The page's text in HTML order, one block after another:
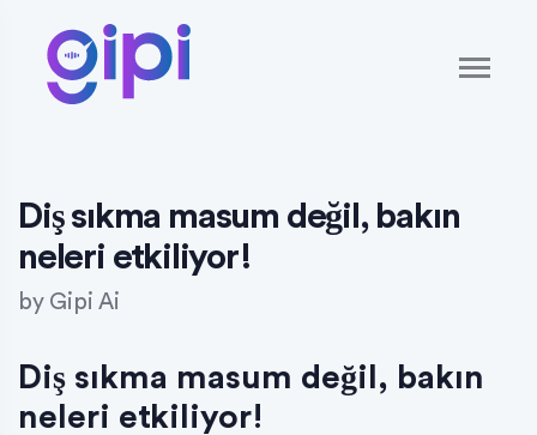
Diş sıkma masum değil, bakın
neleri etkiliyor!
by Gipi Ai
Diş sıkma masum değil, bakın
neleri etkiliyor!